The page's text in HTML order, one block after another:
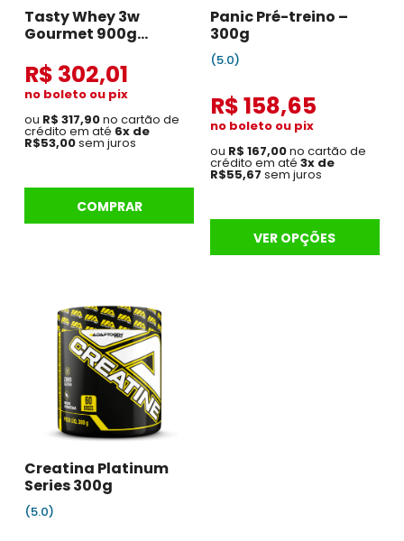
Tasty Whey 3w
Gourmet 900g
R$ 302,01
no boleto ou pix
ou R$ 317,90no cartão de
crédito em até 6x de
R$53,00sem juros
COMPRAR
Panic Pré-treino –
300g
(5.0)
R$ 158,65
no boleto ou pix
ou R$ 167,00no cartão de
crédito em até3x de
R$55,67 sem juros
VER OPÇÕES
Creatina Platinum
Series 300g
(5.0)